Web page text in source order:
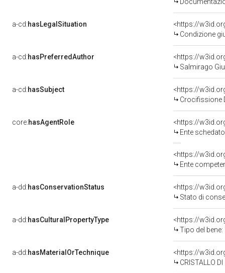
a-cd:hasLegalSituation
Condizione
a-cd:hasPreferredAuthor
<https://
Salmirago
a-cd:hasSubject
<https://
Crocifissione
core:hasAgentRole
<https://
Ente
<https://
Ente competente
a-dd:hasConservationStatus
<https://
Stato di
a-dd:hasCulturalPropertyType
Tipo del
a-dd:hasMaterialOrTechnique
<https://
CRISTALLO DI